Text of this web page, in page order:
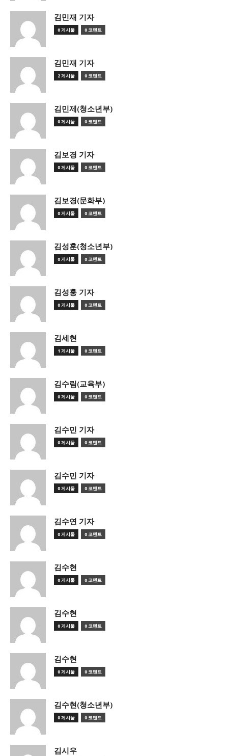
김민재 기자
0 게시물 0 코멘트
김민재 기자
2 게시물 0 코멘트
김민제(청소년부)
0 게시물 0 코멘트
김보경 기자
0 게시물 0 코멘트
김보경(문화부)
0 게시물 0 코멘트
김성훈(청소년부)
0 게시물 0 코멘트
김성훙 기자
0 게시물 0 코멘트
김세현
1 게시물 0 코멘트
김수림(교육부)
0 게시물 0 코멘트
김수민 기자
0 게시물 0 코멘트
김수민 기자
0 게시물 0 코멘트
김수연 기자
0 게시물 0 코멘트
김수현
0 게시물 0 코멘트
김수현
0 게시물 0 코멘트
김수현
0 게시물 0 코멘트
김수현(청소년부)
0 게시물 0 코멘트
김시우